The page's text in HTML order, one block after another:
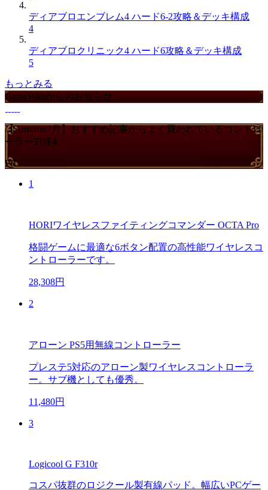
ディアブロエンブレム4 ハード6-2攻略＆デッキ構成
4
ディアブロクリニック4 ハード6攻略＆デッキ構成
5
もっとみる
GameWithからのお知らせ
【Amazon7月】おすすめ記事からよく買われているコントロ
ーラーTOP4
PR
1
HORIワイヤレスファイティングコマンダー OCTA Pro
格闘ゲームに最適な6ボタン配置の高性能ワイヤレスコ
ントローラーです。
28,308円
2
アローン PS5用無線コントローラー
プレステ5対応のアローン製ワイヤレスコントローラ
ー。サブ機としても優秀。
11,480円
3
Logicool G F310r
コスパ抜群のロジクール製有線パッド。幅広いPCゲー